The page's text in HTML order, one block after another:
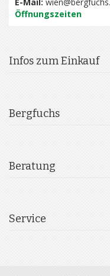
Öffnungszeiten
Infos zum Einkauf
Bergfuchs
Beratung
Service